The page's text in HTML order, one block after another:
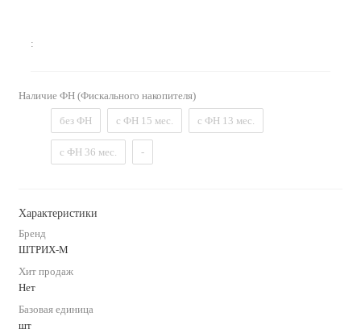
:
Наличие ФН (Фискального накопителя)
без ФН с ФН 15 мес. с ФН 13 мес.
с ФН 36 мес. -
Характеристики
Бренд
ШТРИХ-М
Хит продаж
Нет
Базовая единица
шт